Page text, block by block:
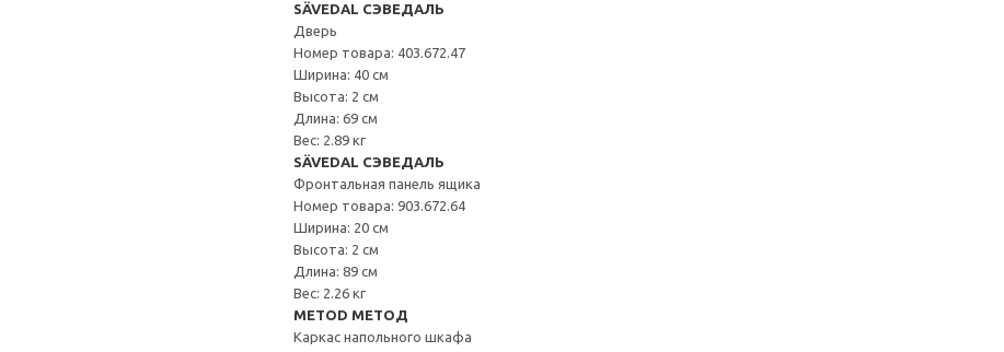
SÄVEDAL СЭВЕДАЛЬ
Дверь
Номер товара: 403.672.47
Ширина: 40 см
Высота: 2 см
Длина: 69 см
Вес: 2.89 кг
SÄVEDAL СЭВЕДАЛЬ
Фронтальная панель ящика
Номер товара: 903.672.64
Ширина: 20 см
Высота: 2 см
Длина: 89 см
Вес: 2.26 кг
METOD МЕТОД
Каркас напольного шкафа